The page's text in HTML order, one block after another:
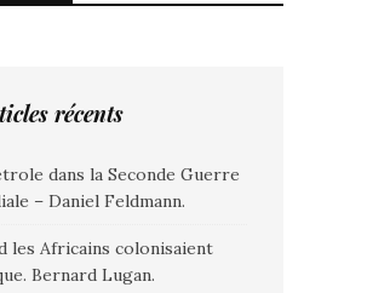
récents
dans la Seconde Guerre
– Daniel Feldmann.
les Africains colonisaient
Bernard Lugan.